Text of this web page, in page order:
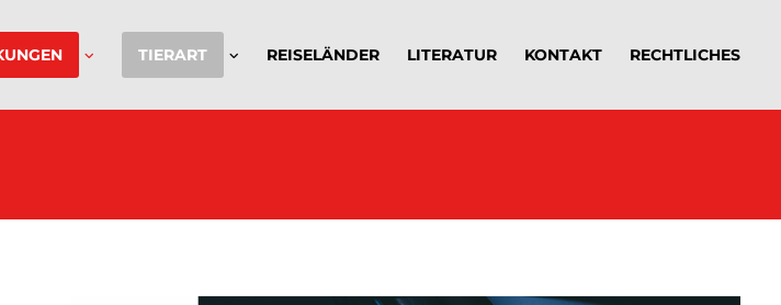
TIERART REISELÄNDER LITERATUR KONTAKT RECHTLICHES